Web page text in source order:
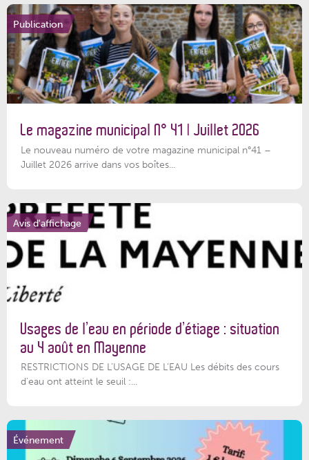
Publication
Le magazine municipal N° 41 | Juillet 2026
Le nouveau numéro de votre magazine municipal n°41 –
Juillet 2026 arrive dans vos boîtes...
Avis d'affichage
Usages de l’eau en période d’étiage : situation
au 4 août en Mayenne
RESTRICTIONS DE L’USAGE DE L’EAU Les débits des cours
d'eau ont atteint le seuil :...
Événement